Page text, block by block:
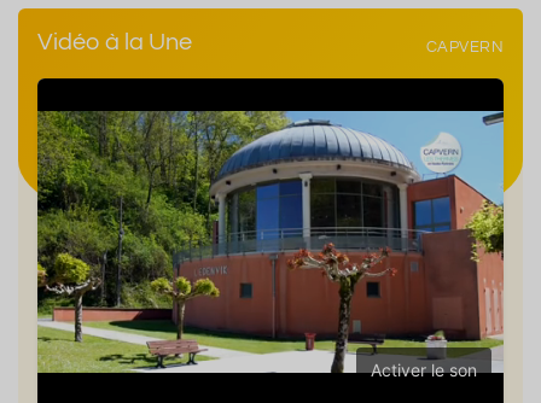
Vidéo à la Une CAPVERN
Activer le son